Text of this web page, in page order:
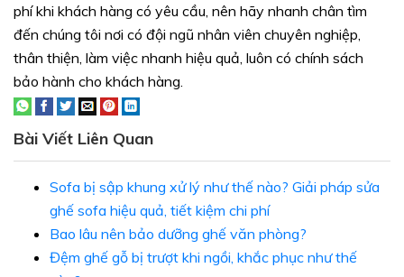
phí khi khách hàng có yêu cầu, nên hãy nhanh chân tìm
đến chúng tôi nơi có đội ngũ nhân viên chuyên nghiệp,
thân thiện, làm việc nhanh hiệu quả, luôn có chính sách
bảo hành cho khách hàng.
Bài Viết Liên Quan
Sofa bị sập khung xử lý như thế nào? Giải pháp sửa
ghế sofa hiệu quả, tiết kiệm chi phí
Bao lâu nên bảo dưỡng ghế văn phòng?
Đệm ghế gỗ bị trượt khi ngồi, khắc phục như thế